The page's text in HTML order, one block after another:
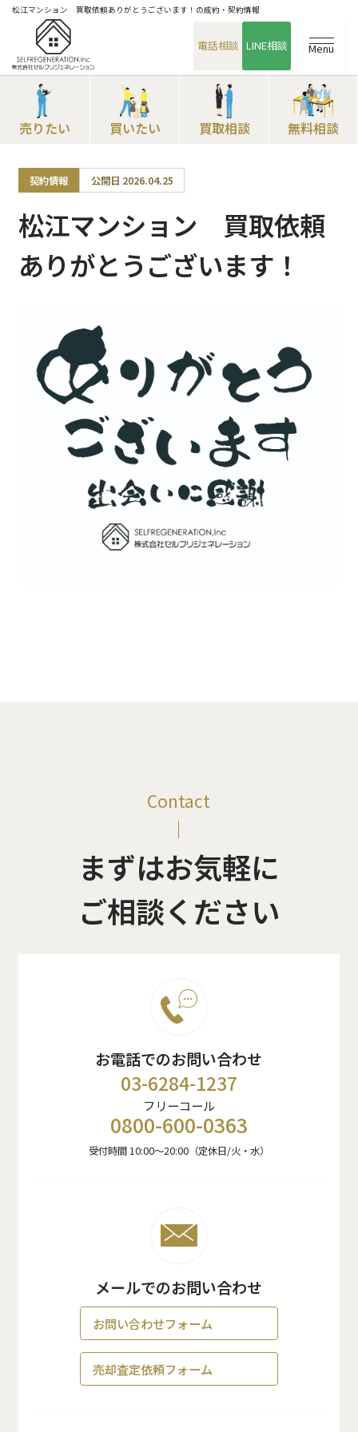
松江マンション 買取依頼ありがとうございます！の成約・契約情報
電話相談 LINE相談 Menu
売りたい 買いたい 買取相談 無料相談
契約情報 公開日 2026.04.25
松江マンション 買取依頼
ありがとうございます！
Contact
まずはお気軽に
ご相談ください
お電話でのお問い合わせ
03-6284-1237
フリーコール
0800-600-0363
受付時間 10:00〜20:00（定休日/火・水）
メールでのお問い合わせ
お問い合わせフォーム
売却査定依頼フォーム